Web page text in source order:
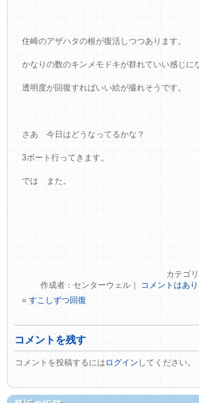
住崎のアザハタの根が復活しつつあります。
かなりの数のキンメモドキが群れていい感じに
透明度が回復すればいい絵が撮れそうです。
さあ 今日はどうなってるかな？
3ボート行ってきます。
では また。
カテゴリ
作成者：センターウェル｜
コメントはあ
«すこしずつ回復
コメントを残す
コメントを投稿するには ログイン してください。